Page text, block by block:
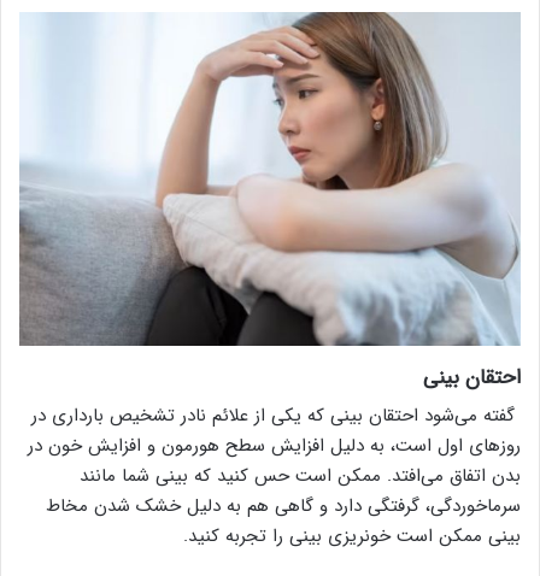
احتقان بینی
گفته می‌شود احتقان بینی که یکی از علائم نادر تشخیص بارداری در
روزهای اول است، به دلیل افزایش سطح هورمون و افزایش خون در
بدن اتفاق می‌افتد. ممکن است حس کنید که بینی شما مانند
سرماخوردگی، گرفتگی دارد و گاهی هم به دلیل خشک شدن مخاط
بینی ممکن است خونریزی بینی را تجربه کنید.